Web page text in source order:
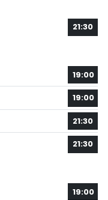
21:30
19:00
19:00
21:30
21:30
19:00